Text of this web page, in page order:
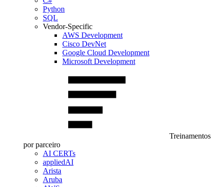
Python
SQL
Vendor-Specific
AWS Development
Cisco DevNet
Google Cloud Development
Microsoft Development
Treinamentos
por parceiro
AI CERTs
appliedAI
Arista
Aruba